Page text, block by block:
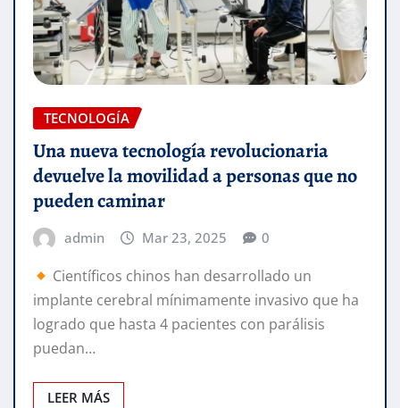
TECNOLOGÍA
Una nueva tecnología revolucionaria
devuelve la movilidad a personas que no
pueden caminar
admin Mar 23, 2025 0
Científicos chinos han desarrollado un
implante cerebral mínimamente invasivo que ha
logrado que hasta 4 pacientes con parálisis
puedan…
LEER MÁS